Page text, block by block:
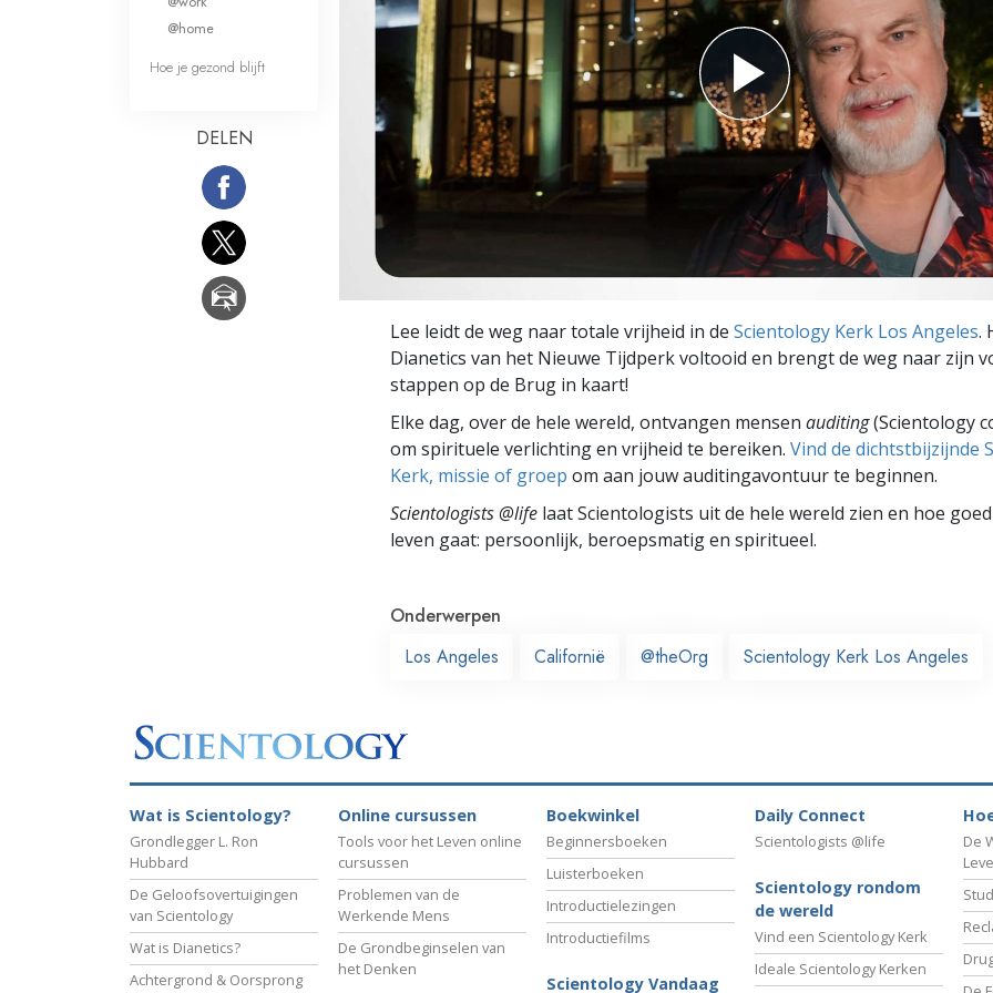
Wat is Grootheid?
Lee leidt de weg naar totale vrijheid in de Scientology Kerk Los Angeles.
Dianetics van het Nieuwe Tijdperk voltooid en brengt de weg naar zijn
stappen op de Brug in kaart!
Elke dag, over de hele wereld, ontvangen mensen auditing(Scientology
om spirituele verlichting en vrijheid te bereiken. Vind de dichtstbijzijnde
Kerk, missie of groep om aan jouw auditingavontuur te beginnen.
Scientologists @life laat Scientologists uit de hele wereld zien en hoe
leven gaat: persoonlijk, beroepsmatig en spiritueel.
Onderwerpen
Los Angeles
Californië @theOrg Scientology Kerk Los Angeles
@home
Hoe je gezond blijft
DELEN
Wat is Scientology?
Grondlegger L. Ron
Hubbard
De Geloofsovertuigingen
van Scientology
Wat is Dianetics?
Achtergrond & Oorsprong
Online cursussen
Tools voor het Leven online
cursussen
Problemen van de
Werkende Mens
De Grondbeginselen van
het Denken
Boekwinkel
Beginnersboeken
Luisterboeken
Introductielezingen
Introductiefilms
Scientology Vandaag
Daily Connect
Scientologists @life
Scientology rondom
de wereld
Vind een Scientology Kerk
Ideale Scientology Kerken
De